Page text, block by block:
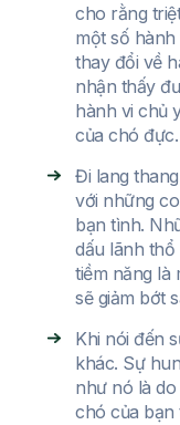
cho rằng
một số
thay đổi về
nhận thấy
hành vi chủ
của chó đực.
Đi lang
với những
bạn tình.
dấu lãnh
tiềm năng là
sẽ giảm bớt
Khi nói đến
khác. Sự
như nó là
chó của bạn